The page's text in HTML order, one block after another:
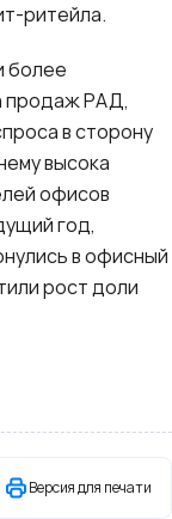
ритейла.
более
продаж РАД,
в сторону
высока
офисов
год,
в офисный
рост доли
Версия для печати